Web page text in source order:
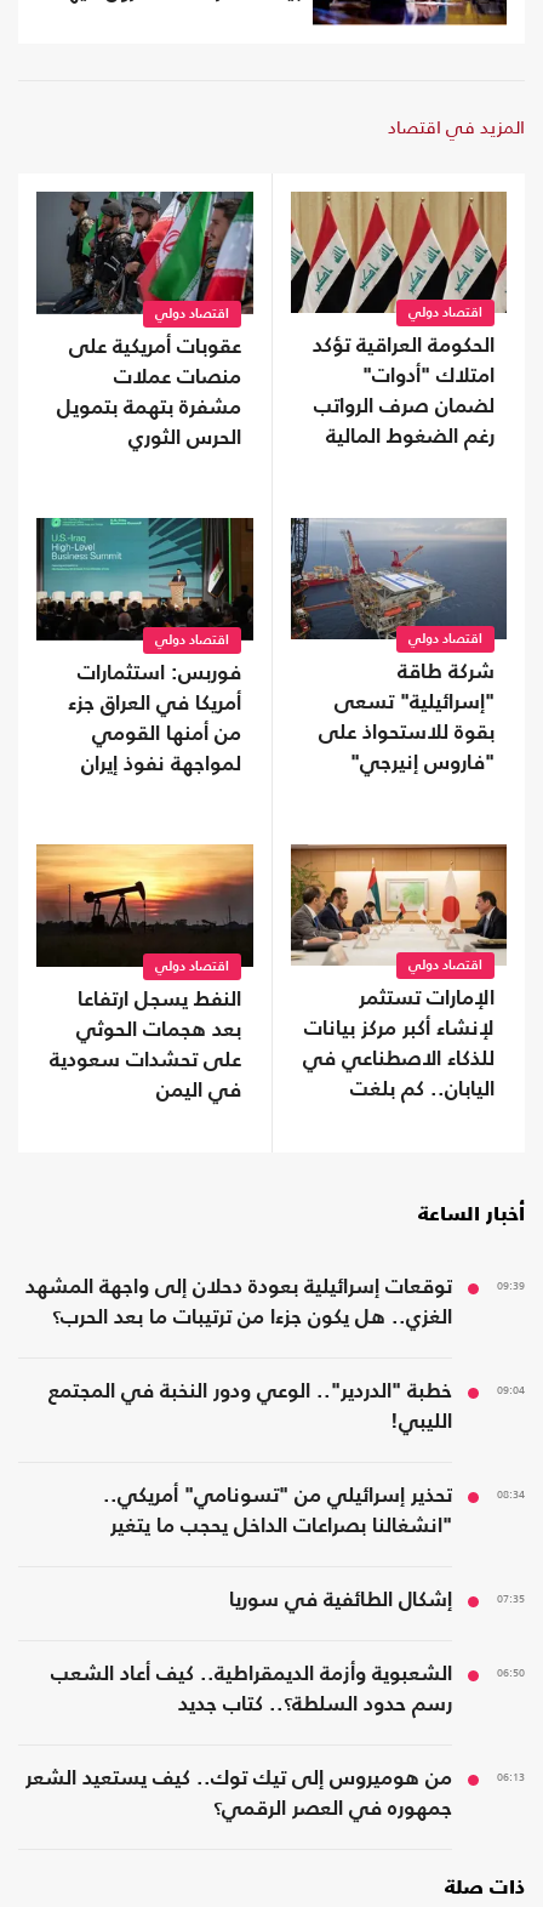
المزيد في اقتصاد
اقتصاد دولي
الحكومة العراقية تؤكد
امتلاك "أدوات"
لضمان صرف الرواتب
رغم الضغوط المالية
اقتصاد دولي
عقوبات أمريكية على
منصات عملات
مشفرة بتهمة بتمويل
الحرس الثوري
اقتصاد دولي
شركة طاقة
"إسرائيلية" تسعى
بقوة للاستحواذ على
"فاروس إنيرجي"
اقتصاد دولي
فوربس: استثمارات
أمريكا في العراق جزء
من أمنها القومي
لمواجهة نفوذ إيران
اقتصاد دولي
الإمارات تستثمر
لإنشاء أكبر مركز بيانات
للذكاء الاصطناعي في
اليابان.. كم بلغت
اقتصاد دولي
النفط يسجل ارتفاعا
بعد هجمات الحوثي
على تحشدات سعودية
في اليمن
أخبار الساعة
09:39
توقعات إسرائيلية بعودة دحلان إلى واجهة المشهد
الغزي.. هل يكون جزءا من ترتيبات ما بعد الحرب؟
09:04
خطبة "الدردير".. الوعي ودور النخبة في المجتمع
الليبي!
08:34
تحذير إسرائيلي من "تسونامي" أمريكي..
"انشغالنا بصراعات الداخل يحجب ما يتغير
07:35 إشكال الطائفية في سوريا
06:50
الشعبوية وأزمة الديمقراطية.. كيف أعاد الشعب
رسم حدود السلطة؟.. كتاب جديد
06:13
من هوميروس إلى تيك توك.. كيف يستعيد الشعر
جمهوره في العصر الرقمي؟
ذات صلة